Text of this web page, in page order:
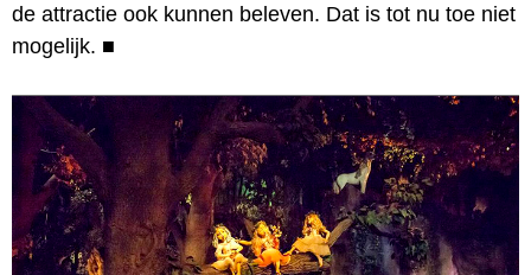
de attractie ook kunnen beleven. Dat is tot nu toe niet
mogelijk. ■